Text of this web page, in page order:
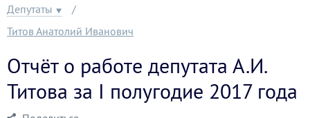
Депутаты
Титов Анатолий Иванович
Отчёт о работе депутата А.И.
Титова за I полугодие 2017 года